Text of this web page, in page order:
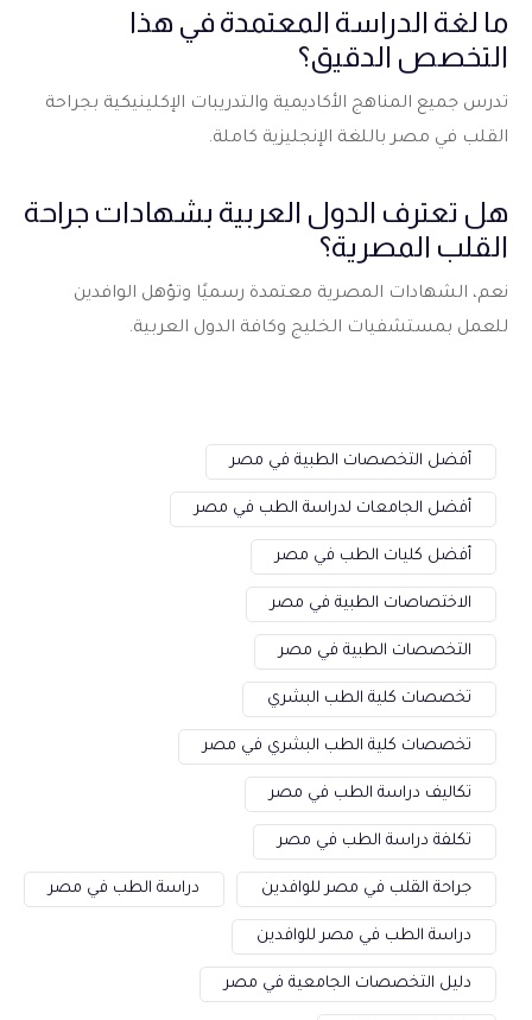
ما لغة الدراسة المعتمدة في هذا
التخصص الدقيق؟
تدرس جميع المناهج الأكاديمية والتدريبات الإكلينيكية بجراحة
القلب في مصر باللغة الإنجليزية كاملة.
هل تعترف الدول العربية بشهادات جراحة
القلب المصرية؟
نعم، الشهادات المصرية معتمدة رسميًا وتؤهل الوافدين
للعمل بمستشفيات الخليج وكافة الدول العربية.
أفضل التخصصات الطبية في مصر
أفضل الجامعات لدراسة الطب في مصر
أفضل كليات الطب في مصر
الاختصاصات الطبية في مصر
التخصصات الطبية في مصر
تخصصات كلية الطب البشري
تخصصات كلية الطب البشري في مصر
تكاليف دراسة الطب في مصر
تكلفة دراسة الطب في مصر
جراحة القلب في مصر للوافدين دراسة الطب في مصر
دراسة الطب في مصر للوافدين
دليل التخصصات الجامعية في مصر